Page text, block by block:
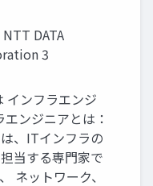
DATA
3
インフラエンジ
ンジニアとは：
、ITインフラの
当する専門家で
ネットワーク、